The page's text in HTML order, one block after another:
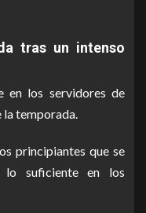
tras un intenso
en los servidores de
la temporada.
principiantes que se
lo suficiente en los